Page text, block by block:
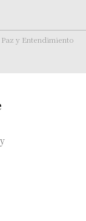
y Entendimiento